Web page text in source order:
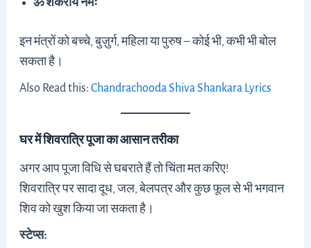
ॐ शंकराय नमः
इन मंत्रों को बच्चे, बुज़ुर्ग, महिला या पुरुष – कोई भी, कभी भी बोल
सकता है।
Also Read this: Chandrachooda Shiva Shankara Lyrics
घर में शिवरात्रि पूजा का आसान तरीका
अगर आप पूजा विधि से घबराते हैं तो चिंता मत करिए!
शिवरात्रि पर सादा दूध, जल, बेलपत्र और कुछ फूल से भी भगवान
शिव को खुश किया जा सकता है।
स्टेप्स: